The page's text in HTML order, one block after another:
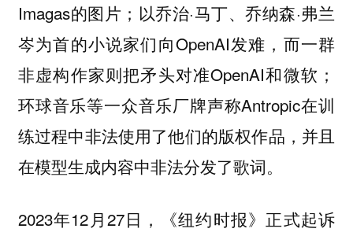
Imagas的图片；以乔治·马丁、乔纳森·弗兰
岑为首的小说家们向OpenAI发难，而一群
非虚构作家则把矛头对准OpenAI和微软；
环球音乐等一众音乐厂牌声称Antropic在训
练过程中非法使用了他们的版权作品，并且
在模型生成内容中非法分发了歌词。
2023年12月27日，《纽约时报》正式起诉